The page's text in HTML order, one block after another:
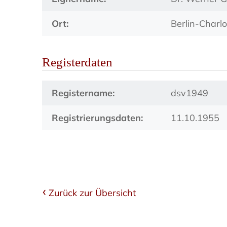
Ort: Berlin-
Registerdaten
Registername: dsv1949
Registrierungsdaten: 11.10.1955
Zurück zur Übersicht